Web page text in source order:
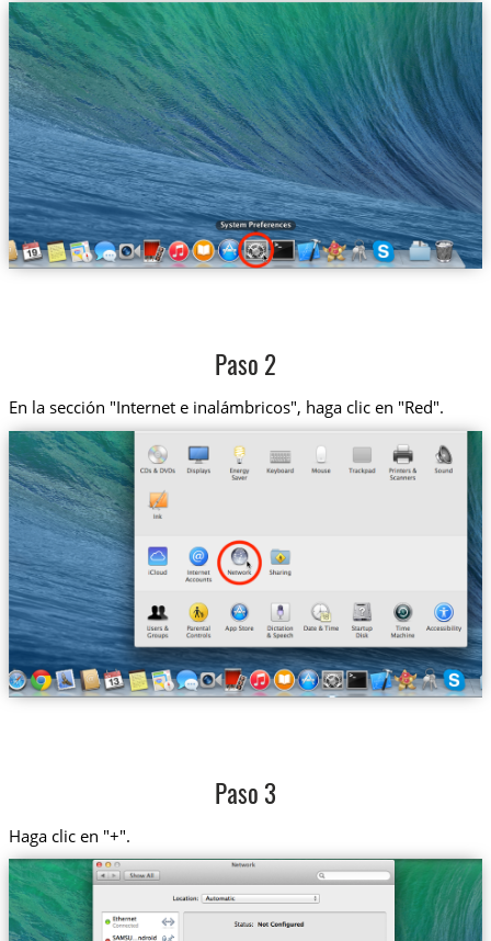
Paso 2
En la sección "Internet e inalámbricos", haga clic en "Red".
Paso 3
Haga clic en "+".